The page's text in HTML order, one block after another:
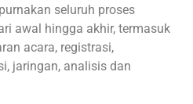
seluruh proses
awal hingga akhir, termasuk
acara, registrasi,
jaringan, analisis dan